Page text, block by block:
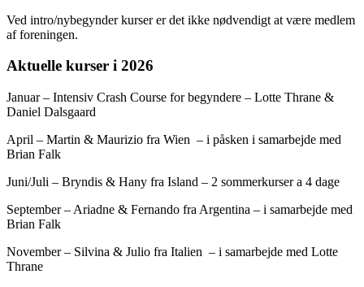
Ved intro/nybegynder kurser er det ikke nødvendigt at være medlem
af foreningen.
Aktuelle kurser i 2026
Januar – Intensiv Crash Course for begyndere – Lotte Thrane &
Daniel Dalsgaard
April – Martin & Maurizio fra Wien – i påsken i samarbejde med
Brian Falk
Juni/Juli – Bryndis & Hany fra Island – 2 sommerkurser a 4 dage
September – Ariadne & Fernando fra Argentina – i samarbejde med
Brian Falk
November – Silvina & Julio fra Italien – i samarbejde med Lotte
Thrane